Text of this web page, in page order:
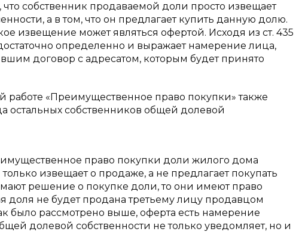
собственник продаваемой доли просто извещает
а в том, что он предлагает купить данную долю.
извещение может являться офертой. Исходя из ст. 435
определенно и выражает намерение лица,
договор с адресатом, которым будет принято
работе «Преимущественное право покупки» также
остальных собственников общей долевой
право покупки доли жилого дома
извещает о продаже, а не предлагает покупать
решение о покупке доли, то они имеют право
доля не будет продана третьему лицу продавцом
было рассмотрено выше, оферта есть намерение
долевой собственности не только уведомляет, но и